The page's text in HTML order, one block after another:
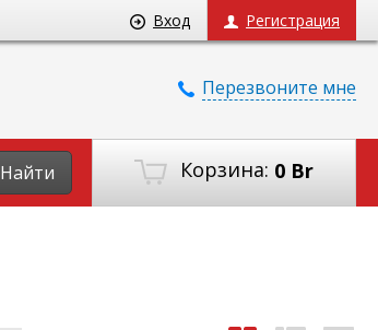
Вход Регистрация
Перезвоните мне
Корзина: 0 Br
Найти